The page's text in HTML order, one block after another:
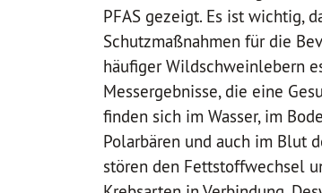
PFAS gezeigt. Es ist wichtig,
Schutzmaßnahmen für die
häufiger Wildschweinlebern
Messergebnisse, die eine
finden sich im Wasser, im
Polarbären und auch im Blut
stören den Fettstoffwechsel